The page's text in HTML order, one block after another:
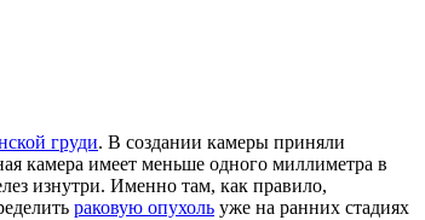
груди. В создании камеры приняли
камера имеет меньше одного миллиметра в
изнутри. Именно там, как правило,
раковую опухоль уже на ранних стадиях